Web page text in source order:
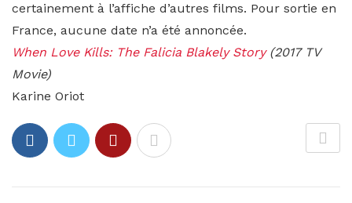
certainement à l’affiche d’autres films. Pour sortie en
France, aucune date n’a été annoncée.
When Love Kills: The Falicia Blakely Story (2017 TV
Movie)
Karine Oriot